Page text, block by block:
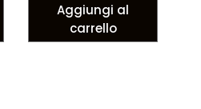
Aggiungi al
carrello